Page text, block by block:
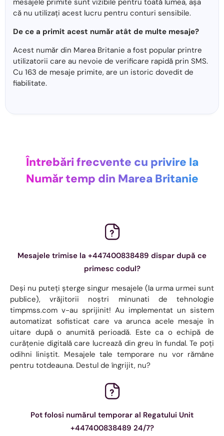
mesajele primite sunt vizibile pentru toată lumea, așa
că nu utilizați acest lucru pentru conturi sensibile.
De ce a primit acest număr atât de multe mesaje?
Acest număr din Marea Britanie a fost popular printre
utilizatorii care au nevoie de verificare rapidă prin SMS.
Cu 163 de mesaje primite, are un istoric dovedit de
fiabilitate.
Întrebări frecvente cu privire la
Număr temp din Marea Britanie
Mesajele trimise la +447400838489 dispar după ce
primesc codul?
Deși nu puteți șterge singur mesajele (la urma urmei sunt
publice), vrăjitorii noștri minunati de tehnologie
timpmss.com v-au sprijinit! Au implementat un sistem
automatizat sofisticat care va arunca acele mesaje în
uitare după o anumită perioadă. Este ca o echipă de
curățenie digitală care lucrează din greu în fundal. Te poți
odihni liniștit. Mesajele tale temporare nu vor rămâne
pentru totdeauna. Destul de îngrijit, nu?
Pot folosi numărul temporar al Regatului Unit
+447400838489 24/7?